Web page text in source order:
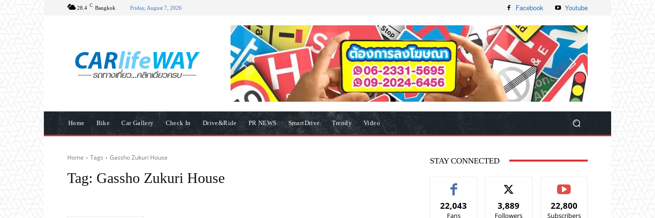
28.4 C Bangkok Friday, August 7, 2026 Facebook Youtube
Home Bike Car Gallery Check In Drive&Ride PR NEWS SmartDrive Trendy Video
Home Tags Gassho Zukuri House
Tag: Gassho Zukuri House
STAY CONNECTED
22,043
Fans
3,889
Followers
22,800
Subscribers